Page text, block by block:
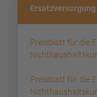
Preisblatt für die
Preisblatt für die